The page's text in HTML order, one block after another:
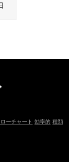
ーチャート 効率的 種類